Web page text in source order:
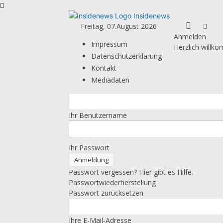
Insidenews
Freitag, 07.August 2026
Impressum
Datenschutzerklärung
Kontakt
Mediadaten
Anmelden
Herzlich
Ihr Benutzername
Ihr Passwort
Passwort vergessen? Hier gibt es Hilfe.
Passwortwiederherstellung
Passwort zurücksetzen
Ihre E-Mail-Adresse